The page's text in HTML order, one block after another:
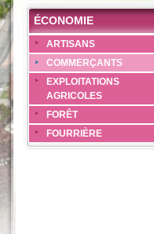
ÉCONOMIE
ARTISANS
COMMERÇANTS
EXPLOITATIONS
AGRICOLES
FORÊT
FOURRIÈRE